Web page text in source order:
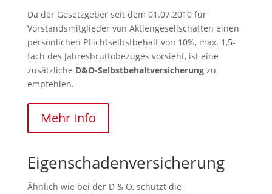
Da der Gesetzgeber seit dem 01.07.2010 für
Vorstandsmitglieder von Aktiengesellschaften einen
persönlichen Pflichtselbstbehalt von 10%, max. 1,5-
fach des Jahresbruttobezuges vorsieht, ist eine
zusätzliche D&O-Selbstbehaltversicherungzu
empfehlen.
Mehr Info
Eigenschadenversicherung
Ähnlich wie bei der D & O, schützt die